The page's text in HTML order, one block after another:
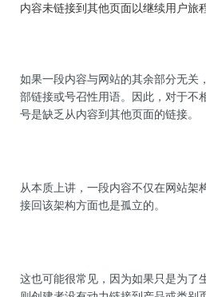
内容未链接到其他页面以继续用户旅
如果一段内容与网站的其余部分无关
部链接或号召性用语。因此，对于不
号是缺乏从内容到其他页面的链接。
从本质上讲，一段内容不仅在网站架
接回该架构方面也是孤立的。
这也可能很常见，因为如果只是为了